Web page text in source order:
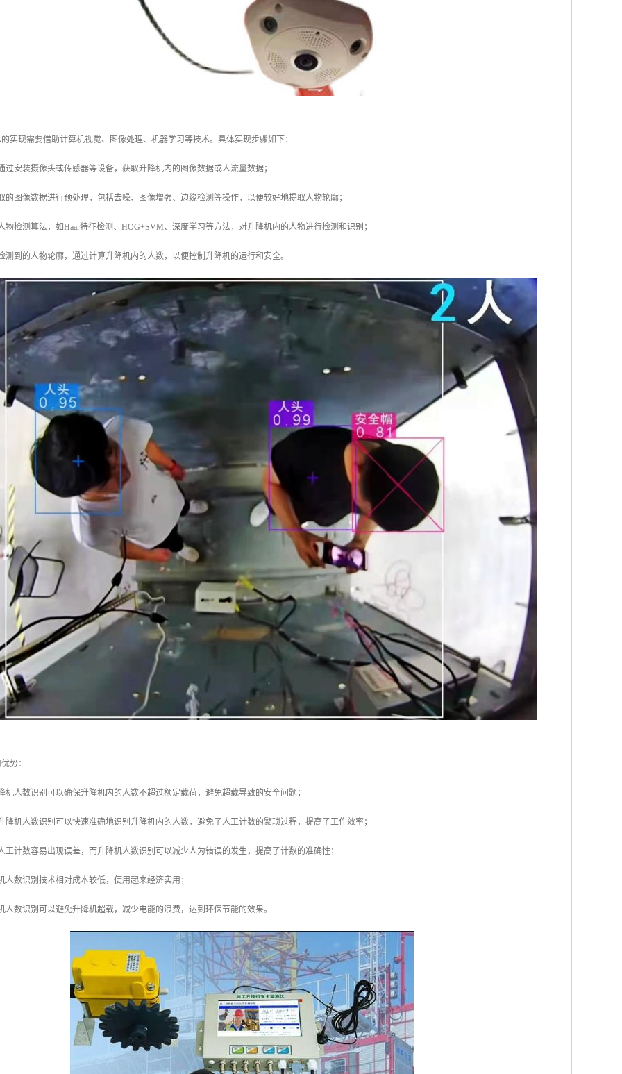
实现需要借助计算机视觉、图像处理、机器学习等技术。具体实现步骤如下：
过安装摄像头或传感器等设备，获取升降机内的图像数据或人流量数据；
的图像数据进行预处理，包括去噪、图像增强、边缘检测等操作，以便较好地提取人物轮廓；
物检测算法，如Haar特征检测、HOG+SVM、深度学习等方法，对升降机内的人物进行检测和识别；
测到的人物轮廓，通过计算升降机内的人数，以便控制升降机的运行和安全。
势：
机人数识别可以确保升降机内的人数不超过额定载荷，避免超载导致的安全问题；
降机人数识别可以快速准确地识别升降机内的人数，避免了人工计数的繁琐过程，提高了工作效率；
工计数容易出现误差，而升降机人数识别可以减少人为错误的发生，提高了计数的准确性；
人数识别技术相对成本较低，使用起来经济实用；
人数识别可以避免升降机超载，减少电能的浪费，达到环保节能的效果。